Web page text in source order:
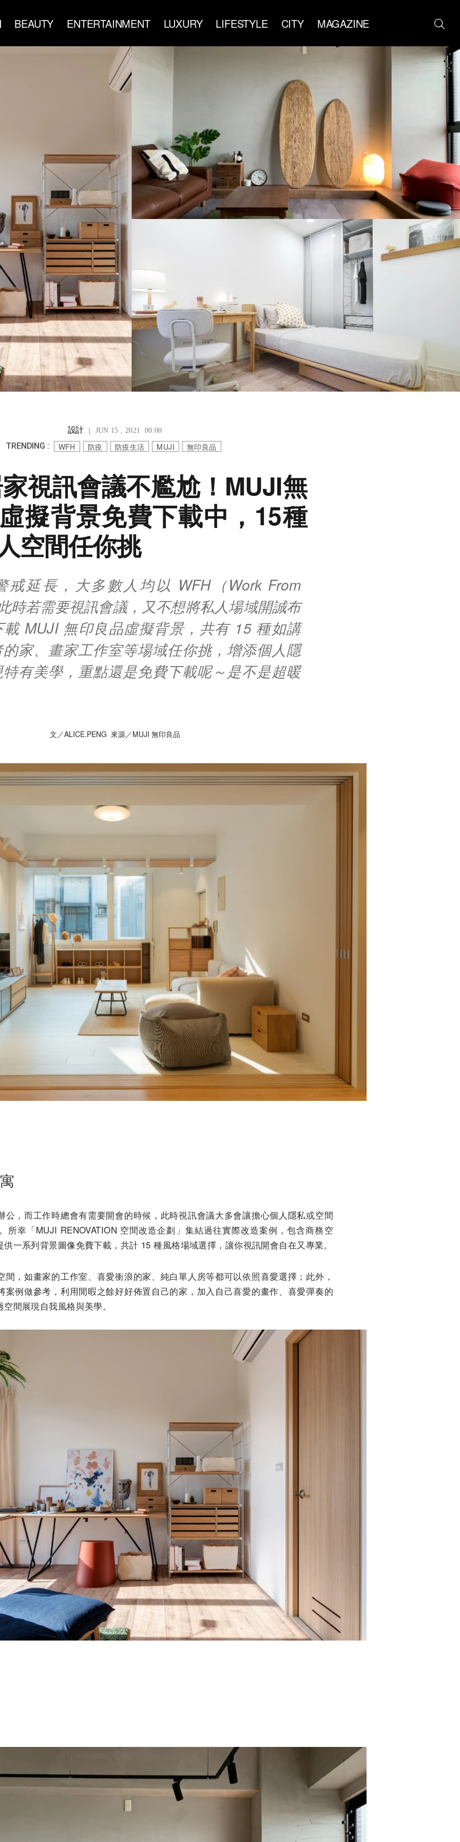
BEAUTY ENTERTAINMENT LUXURY LIFESTYLE CITY MAGAZINE
設計｜ JUN 15 , 2021 00:00
TRENDING : WFH 防疫 防疫生活 MUJI 無印良品
視訊會議不尷尬！MUJI無
擬背景免費下載中，15種
空間任你挑
戒延長，大多數人均以 WFH（Work From
時若需要視訊會議，又不想將私人場域開誠布
MUJI 無印良品虛擬背景，共有 15 種如講
家、畫家工作室等場域任你挑，增添個人隱
有美學，重點還是免費下載呢～是不是超暖
文／ALICE.PENG 來源／MUJI 無印良品
公，而工作時總會有需要開會的時候，此時視訊會議大多會讓擔心個人隱私或空間
所幸「MUJI RENOVATION 空間改造企劃」集結過往實際改造案例，包含商務空
一系列背景圖像免費下載，共計 15 種風格場域選擇，讓你視訊開會自在又專業。
間，如畫家的工作室、喜愛衝浪的家、純白單人房等都可以依照喜愛選擇；此外，
案例做參考，利用閒暇之餘好好佈置自己的家，加入自己喜愛的畫作、喜愛彈奏的
間展現自我風格與美學。